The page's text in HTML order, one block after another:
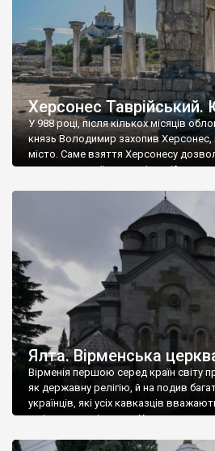
Херсонес
У 988 році, після кількох місяців
князь Володимир захопив Херсонес,
місто. Саме взяття Херсонесу
диктувати свої умови
Херсонесі Володимир-язичник, став
А потім було Хрещення Русі. На
Ялта. Вірменська
Вірменія першою серед країн світу
як державну релігію, й на подив
українців, які усіх кавказців
є відданими вірянами Христа